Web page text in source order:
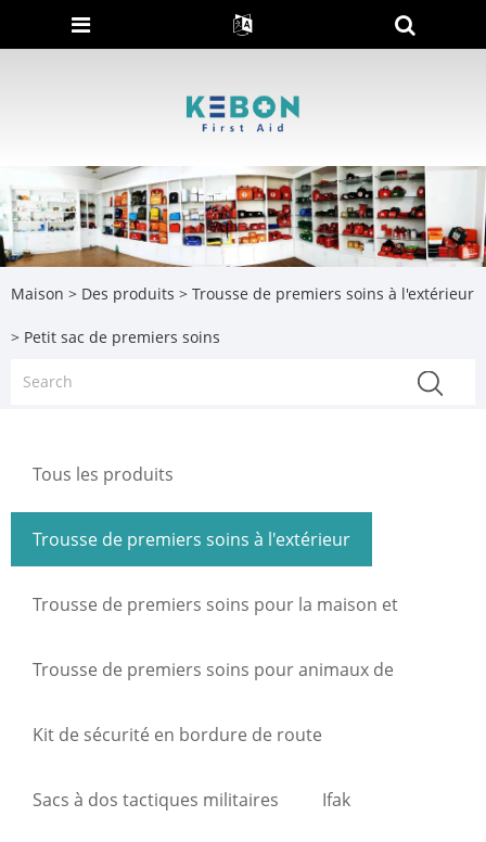
Maison > Des produits > Trousse de premiers soins à l'extérieur
> Petit sac de premiers soins
Tous les produits
Trousse de premiers soins à l'extérieur
Trousse de premiers soins pour la maison et
l'industrie
Trousse de premiers soins pour animaux de
compagnie
Kit de sécurité en bordure de route
Sacs à dos tactiques militaires Ifak